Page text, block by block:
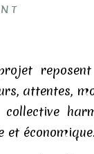
attentes,
et économique.